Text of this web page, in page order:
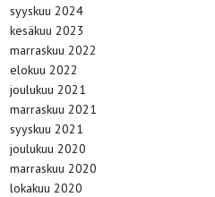
syyskuu 2024
kesäkuu 2023
marraskuu 2022
elokuu 2022
joulukuu 2021
marraskuu 2021
syyskuu 2021
joulukuu 2020
marraskuu 2020
lokakuu 2020